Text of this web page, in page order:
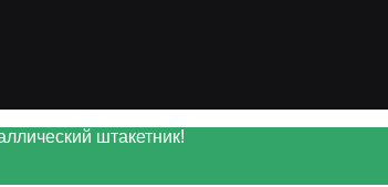
штакетник!